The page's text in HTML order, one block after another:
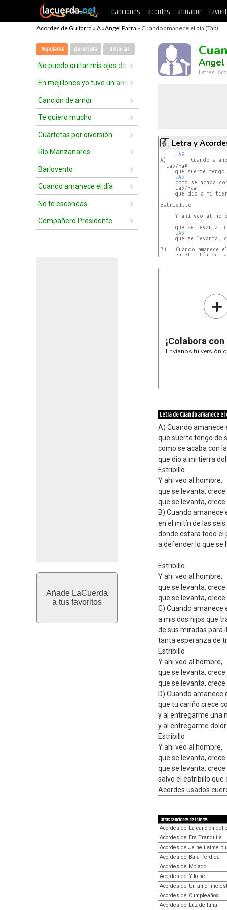
canciones acordes afinador
Acordes de Guitarra » A »Angel Parra » Cuando amanece el día (Tab)
Populares del Artista Historial
No puedo quitar mis ojos de tí
En mejillones yo tuve un amor
Canción de amor
Te quiero mucho
Cuartetas por diversión
Río Manzanares
Barlovento
Cuando amanece el día
No te escondas
Compañero Presidente
Añade LaCuerda
a tus favoritos
Angel
Letras,
Letra y
LA9
A)        Cuando
La9/
que suerte
LA9
como se acaba
que dio a mi
Estribillo
Y ahi veo al
que se levanta,
LA9
que se
B)   Cuando amanece
en el mitín de
+
¡Colabora
Envíanos tu versión
Letra de Cuando amanece el
A) Cuando amanece
que suerte tengo de
como se acaba con
que dio a mi tierra
Estribillo
Y ahi veo al hombre,
que se levanta,
que se levanta,
B) Cuando amanece
en el mitín de las
donde estara todo el
a defender lo que se
Estribillo
Y ahi veo al hombre,
que se levanta,
que se levanta,
C) Cuando amanece
a mis dos hijos que
de sus miradas para
tanta esperanza de
Estribillo
Y ahi veo al hombre,
que se levanta,
que se levanta,
D) Cuando amanece
que tu cariño crece
y al entregarme una
y al entregarme
Estribillo
Y ahi veo al hombre,
que se levanta,
que se levanta,
salvo el estribillo
Acordes usados
Otras canciones de interés
Acordes de La canción del
Acordes de Era Tranquila
Acordes de Je ne t'aime
Acordes de Bala Perdida
Acordes de Mojado
Acordes de Y lo sé
Acordes de Un amor me
Acordes de Cumpleaños
Acordes de Luz de luna